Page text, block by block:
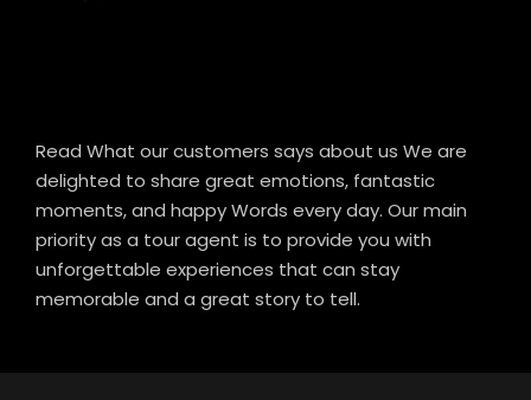
Read What our customers says about us We are
delighted to share great emotions, fantastic
moments, and happy Words every day. Our main
priority as a tour agent is to provide you with
unforgettable experiences that can stay
memorable and a great story to tell.